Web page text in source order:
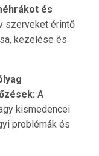
és
szerveket érintő
kezelése és
A
kismedencei
problémák és